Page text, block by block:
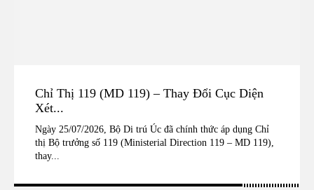
Chỉ Thị 119 (MD 119) – Thay Đổi Cục Diện
Xét...
Ngày 25/07/2026, Bộ Di trú Úc đã chính thức áp dụng Chỉ
thị Bộ trưởng số 119 (Ministerial Direction 119 – MD 119),
thay...